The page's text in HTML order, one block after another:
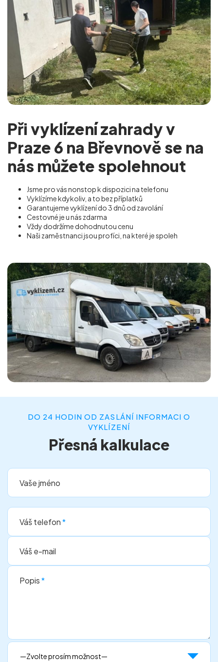
Při vyklízení zahrady v
Praze 6 na Břevnově se na
nás můžete spolehnout
Jsme pro vás nonstop k dispozici na telefonu
Vyklízíme kdykoliv, a to bez příplatků
Garantujeme vyklízení do 3 dnů od zavolání
Cestovné je u nás zdarma
Vždy dodržíme dohodnutou cenu
Naši zaměstnanci jsou profíci, na které je spoleh
DO 24 HODIN OD ZASLÁNÍ INFORMACI O
VYKLÍZENÍ
Přesná kalkulace
Vaše jméno
Váš telefon*
Váš e-mail
Popis*